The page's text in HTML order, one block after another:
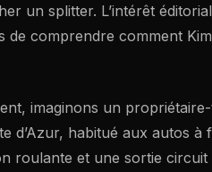
un splitter. L’intérêt
de comprendre comment
imaginons un
d’Azur, habitué aux autos
roulante et une sortie circuit